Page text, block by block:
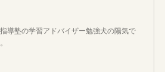
導塾の学習アドバイザー勉強犬の陽気で